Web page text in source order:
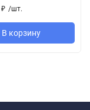
₽ /шт.
В корзину